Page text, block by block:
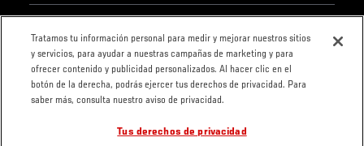
Pie
de
Página
CONTACTO
LEGAL
Condiciones
Política de
privacidad
Tratamos tu información personal para medir y mejorar nuestros sitios
y servicios, para ayudar a nuestras campañas de marketing y para
ofrecer contenido y publicidad personalizados. Al hacer clic en el
botón de la derecha, podrás ejercer tus derechos de privacidad. Para
saber más, consulta nuestro aviso de privacidad.
Tus derechos de privacidad